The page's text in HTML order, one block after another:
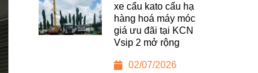
xe cẩu kato cẩu hạ
hàng hoá máy móc
giá ưu đãi tại KCN
Vsip 2 mở rộng
02/07/2026